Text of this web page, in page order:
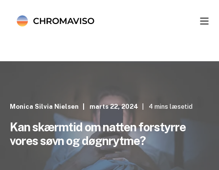
Monica Silvia Nielsen marts 22, 2024 4 mins læsetid
Kan skærmtid om natten forstyrre
vores søvn og døgnrytme?